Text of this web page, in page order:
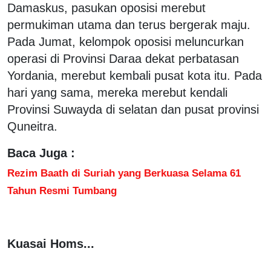
Damaskus, pasukan oposisi merebut
permukiman utama dan terus bergerak maju.
Pada Jumat, kelompok oposisi meluncurkan
operasi di Provinsi Daraa dekat perbatasan
Yordania, merebut kembali pusat kota itu. Pada
hari yang sama, mereka merebut kendali
Provinsi Suwayda di selatan dan pusat provinsi
Quneitra.
Baca Juga :
Rezim Baath di Suriah yang Berkuasa Selama 61
Tahun Resmi Tumbang
Kuasai Homs...